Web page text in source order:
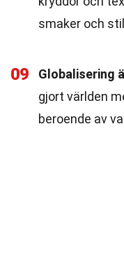
smaker och
09 Globalisering
gjort världen
beroende av